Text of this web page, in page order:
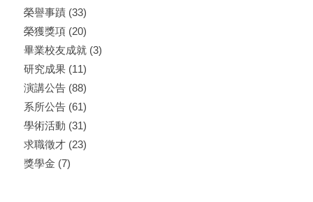
榮譽事蹟(33)
榮獲獎項(20)
畢業校友成就(3)
研究成果(11)
演講公告(88)
系所公告(61)
學術活動 (31)
求職徵才(23)
獎學金 (7)